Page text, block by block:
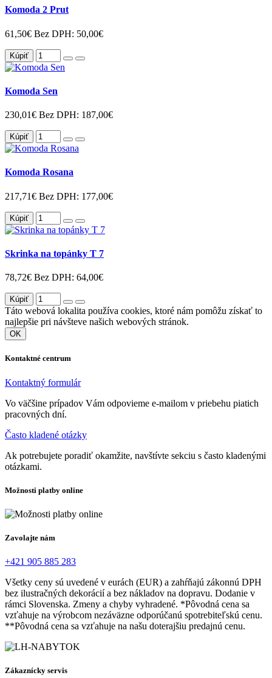
Komoda 2 Prut
61,50€ Bez DPH: 50,00€
Kúpiť
Komoda Sen
230,01€ Bez DPH: 187,00€
Kúpiť
Komoda Rosana
217,71€ Bez DPH: 177,00€
Kúpiť
Skrinka na topánky T 7
78,72€ Bez DPH: 64,00€
Kúpiť
Táto webová lokalita používa cookies, ktoré nám pomôžu získať to
najlepšie pri návšteve našich webových stránok.
OK
Kontaktné centrum
Kontaktný formulár
Vo väčšine prípadov Vám odpovieme e-mailom v priebehu piatich
pracovných dní.
Často kladené otázky
Ak potrebujete poradiť okamžite, navštívte sekciu s často kladenými
otázkami.
Možnosti platby online
Zavolajte nám
+421 905 885 283
Všetky ceny sú uvedené v eurách (EUR) a zahŕňajú zákonnú DPH
bez ilustračných dekorácií a bez nákladov na dopravu. Dodanie v
rámci Slovenska. Zmeny a chyby vyhradené. *Pôvodná cena sa
vzťahuje na výrobcom nezáväzne odporúčanú spotrebiteľskú cenu.
**Pôvodná cena sa vzťahuje na našu doterajšiu predajnú cenu.
Zákaznícky servis